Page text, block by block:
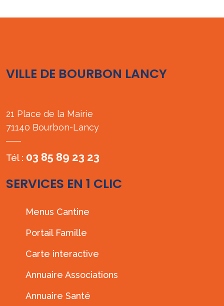
VILLE DE BOURBON LANCY
21 Place de la Mairie
71140 Bourbon-Lancy
Tél : 03 85 89 23 23
SERVICES EN 1 CLIC
Menus Cantine
Portail Famille
Carte interactive
Annuaire Associations
Annuaire Santé